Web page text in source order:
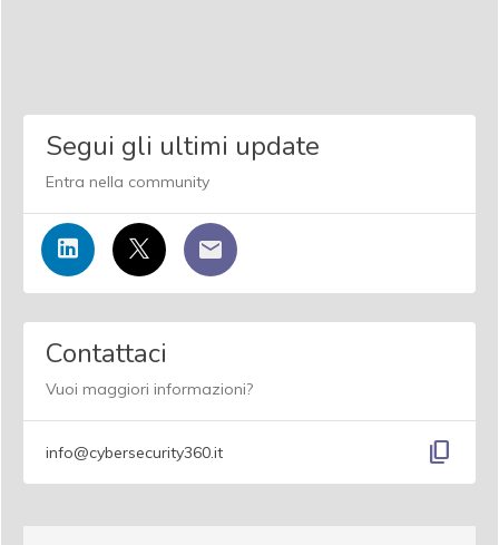
Segui gli ultimi update
Entra nella community
Contattaci
Vuoi maggiori informazioni?
info@cybersecurity360.it content_copy